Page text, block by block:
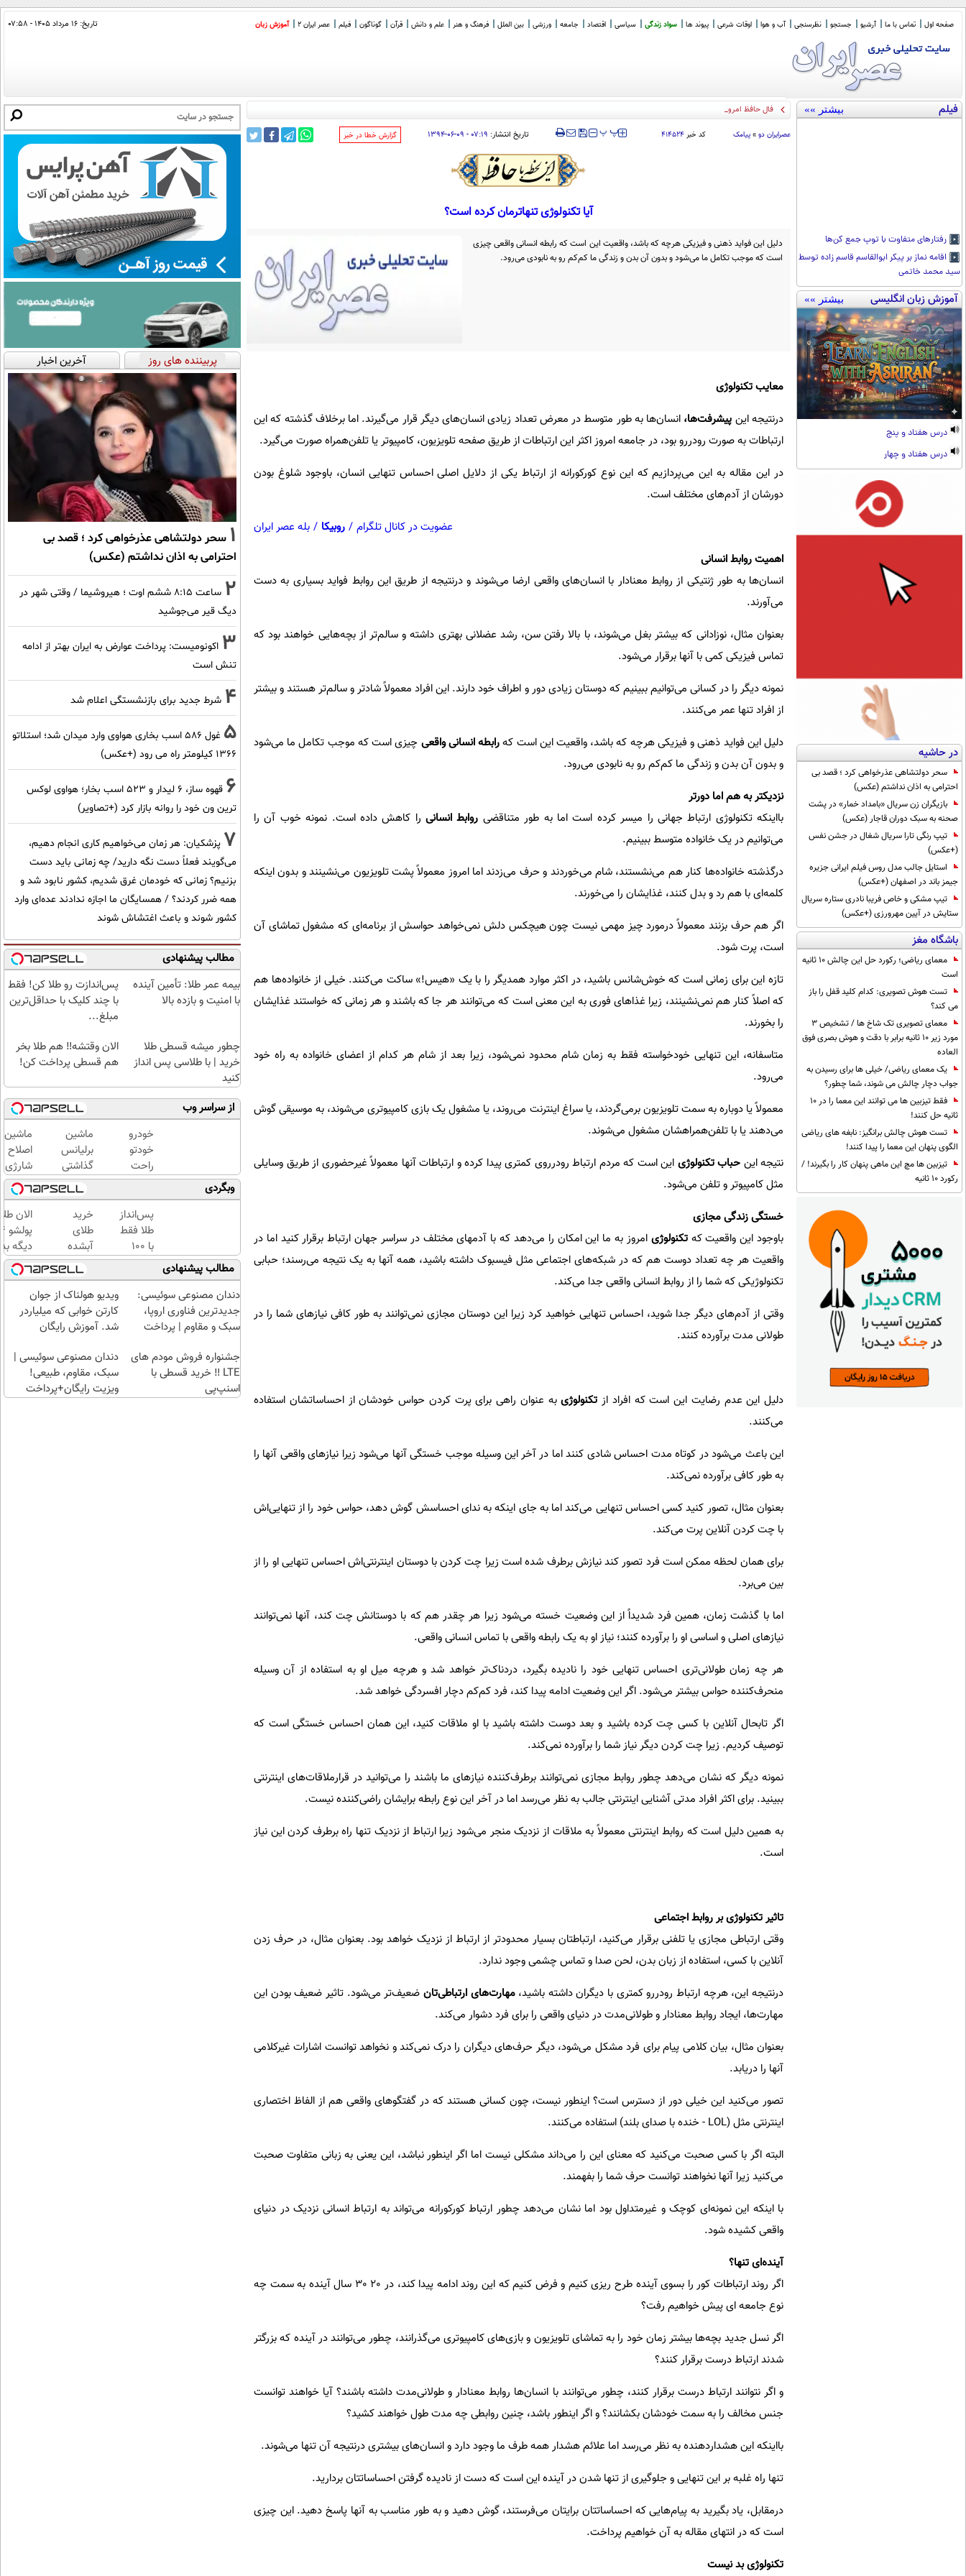
صفحه اول تماس با ما آرشیو جستجو نظرسنجی آب و هوا اوقات شرعی پیوند ها سواد زندگی سیاسی اقتصاد جامعه ورزشی بین الملل فرهنگ و هنر علم و دانش قرآن گوناگون فیلم عصر ایران 2 آموزش زبان تاریخ: ۱۶ مرداد ۱۴۰۵ - ۰۷:۵۸
فیلم بیشتر »»
رفتار‌های متفاوت با توپ جمع کن‌ها
اقامه نماز بر پیکر ابوالقاسم قاسم زاده توسط
سید محمد خاتمی
آموزش زبان انگلیسی بیشتر »»
درس هفتاد و پنج
درس هفتاد و چهار
در حاشیه
سحر دولتشاهی عذرخواهی کرد ؛ قصد بی
احترامی به اذان نداشتم (عکس)
بازیگران زن سریال «بامداد خمار» در پشت
صحنه به سبک دوران قاجار (عکس)
تیپ رنگی تارا سریال شغال در جشن نفس
(+عکس)
استایل جالب مدل روس فیلم ایرانی جزیره
جیمز باند در اصفهان (+عکس)
تیپ مشکی و خاص فریبا نادری ستاره سریال
ستایش در آیین مهرورزی (+عکس)
باشگاه مغز
معمای ریاضی؛ رکورد حل این چالش 10 ثانیه
است
تست هوش تصویری: کدام کلید قفل را باز
می کند؟
معمای تصویری تک شاخ ها / تشخیص 3
مورد زیر 10 ثانیه برابر با دقت و هوش بصری فوق
العاده
یک معمای ریاضی/ خیلی ها برای رسیدن به
جواب دچار چالش می شوند، شما چطور؟
فقط تیزبین ها می توانند این معما را در 10
ثانیه حل کنند!
تست هوش چالش برانگیز: نابغه های ریاضی
الگوی پنهان این معما را پیدا کنند!
تیزبین ها مچ این ماهی پنهان کار را بگیرند! /
رکورد 10 ثانیه
فال حافظ امروز : یک غزل ناب و یک
عصرايران دو » پیامک کد خبر ۴۱۴۵۲۴ ‍‍‍ پ پ تاریخ انتشار: ۰۷:۱۹ - ۰۹-۰۶-۱۳۹۴ ‌گزارش خطا در خبر
آیا تکنولوژی تنهاترمان کرده است؟
دلیل این فواید ذهنی و فیزیکی هرچه که باشد، واقعیت این است که رابطه انسانی واقعی چیزی
است که موجب تکامل ما می‌شود و بدون آن بدن و زندگی ما کم‌کم رو به نابودی می‌رود.
معایب تکنولوژی
درنتیجه این پیشرفت‌ها، انسان‌ها به طور متوسط در معرض تعداد زیادی انسان‌های دیگر قرار می‌گیرند. اما برخلاف گذشته که این
ارتباطات به صورت رودررو بود، در جامعه امروز اکثر این ارتباطات از طریق صفحه تلویزیون، کامپیوتر یا تلفن‌همراه صورت می‌گیرد.
در این مقاله به این می‌پردازیم که این نوع کورکورانه از ارتباط یکی از دلایل اصلی احساس تنهایی انسان‌، باوجود شلوغ بودن
دورشان از آدم‌های مختلف است.
عضویت در کانال تلگرام / روبیکا / بله عصر ایران
اهمیت روابط انسانی
انسان‌ها به طور ژنتیکی از روابط معنادار با انسان‌های واقعی ارضا می‌شوند و درنتیجه از طریق این روابط فواید بسیاری به دست
می‌آورند.
بعنوان مثال، نوزادانی که بیشتر بغل می‌شوند، با بالا رفتن سن، رشد عضلانی بهتری داشته و سالم‌تر از بچه‌هایی خواهند بود که
تماس فیزیکی کمی با آنها برقرار می‌شود.
نمونه دیگر را در کسانی می‌توانیم ببینیم که دوستان زیادی دور و اطراف خود دارند. این افراد معمولاً شادتر و سالم‌تر هستند و بیشتر
از افراد تنها عمر می‌کنند.
دلیل این فواید ذهنی و فیزیکی هرچه که باشد، واقعیت این است کهرابطه انسانی واقعی چیزی است که موجب تکامل ما می‌شود
و بدون آن بدن و زندگی ما کم‌کم رو به نابودی می‌رود.
نزدیکتر به هم اما دورتر
بااینکه تکنولوژی ارتباط جهانی را میسر کرده است اما به طور متناقضی روابط انسانیرا کاهش داده است. نمونه خوب آن را
می‌توانیم در یک خانواده متوسط ببینیم.
درگذشته خانواده‌ها کنار هم می‌نشستند، شام می‌خوردند و حرف می‌زدند اما امروز معمولاً پشت تلویزیون می‌نشینند و بدون اینکه
کلمه‌ای با هم رد و بدل کنند، غذایشان را می‌خورند.
اگر هم حرف بزنند معمولاً درمورد چیز مهمی نیست چون هیچکس دلش نمی‌خواهد حواسش از برنامه‌ای که مشغول تماشای آن
است، پرت شود.
تازه این برای زمانی است که خوش‌شانس باشید، در اکثر موارد همدیگر را با یک «هیس!» ساکت می‌کنند. خیلی از خانواده‌ها هم
که اصلاً کنار هم نمی‌نشینند، زیرا غذاهای فوری به این معنی است که می‌توانند هر جا که باشند و هر زمانی که خواستند غذایشان
را بخورند.
متاسفانه، این تنهایی خودخواسته فقط به زمان شام محدود نمی‌شود، زیرا بعد از شام هر کدام از اعضای خانواده به راه خود
می‌رود.
معمولاً یا دوباره به سمت تلویزیون برمی‌گردند، یا سراغ اینترنت می‌روند، یا مشغول یک بازی کامپیوتری می‌شوند، به موسیقی گوش
می‌دهند یا با تلفن‌همراهشان مشغول می‌شوند.
نتیجه این حباب تکنولوژی این است که مردم ارتباط رودرروی کمتری پیدا کرده و ارتباطات آنها معمولاً غیرحضوری از طریق وسایلی
مثل کامپیوتر و تلفن می‌شود.
خستگی زندگی مجازی
باوجود این واقعیت که تکنولوژی امروز به ما این امکان را می‌دهد که با آدمهای مختلف در سراسر جهان ارتباط برقرار کنید اما در
واقعیت هر چه تعداد دوست هم که در شبکه‌های اجتماعی مثل فیسبوک داشته باشید، همه آنها به یک نتیجه می‌رسند؛ حبابی
تکنولوژیکی که شما را از روابط انسانی واقعی جدا می‌کند.
وقتی از آدم‌های دیگر جدا شوید، احساس تنهایی خواهید کرد زیرا این دوستان مجازی نمی‌توانند به طور کافی نیازهای شما را در
طولانی مدت برآورده کنند.
دلیل این عدم رضایت این است که افراد از تکنولوژیبه عنوان راهی برای پرت کردن حواس خودشان از احساساتشان استفاده
می‌کنند.
این باعث می‌شود در کوتاه مدت احساس شادی کنند اما در آخر این وسیله موجب خستگی آنها می‌شود زیرا نیازهای واقعی آنها را
به طور کافی برآورده نمی‌کند.
بعنوان مثال، تصور کنید کسی احساس تنهایی می‌کند اما به جای اینکه به ندای احساسش گوش دهد، حواس خود را از تنهایی‌اش
با چت کردن آنلاین پرت می‌کند.
برای همان لحظه ممکن است فرد تصور کند نیازش برطرف شده است زیرا چت کردن با دوستان اینترنتی‌اش احساس تنهایی او را از
بین می‌برد.
اما با گذشت زمان، همین فرد شدیداً از این وضعیت خسته می‌شود زیرا هر چقدر هم که با دوستانش چت کند، آنها نمی‌توانند
نیازهای اصلی و اساسی او را برآورده کنند؛ نیاز او به یک رابطه واقعی با تماس انسانی واقعی.
هر چه زمان طولانی‌تری احساس تنهایی خود را نادیده بگیرد، دردناک‌تر خواهد شد و هرچه میل او به استفاده از آن وسیله
منحرف‌کننده حواس بیشتر می‌شود. اگر این وضعیت ادامه پیدا کند، فرد کم‌کم دچار افسردگی خواهد شد.
اگر تابحال آنلاین با کسی چت کرده باشید و بعد دوست داشته باشید با او ملاقات کنید، این همان احساس خستگی است که
توصیف کردیم. زیرا چت کردن دیگر نیاز شما را برآورده نمی‌کند.
نمونه دیگر که نشان می‌دهد چطور روابط مجازی نمی‌توانند برطرف‌کننده نیازهای ما باشند را می‌توانید در قرارملاقات‌های اینترنتی
ببینید. برای اکثر افراد مدتی آشنایی اینترنتی جالب به نظر می‌رسد اما در آخر این نوع رابطه برایشان راضی‌کننده نیست.
به همین دلیل است که روابط اینترنتی معمولاً به ملاقات از نزدیک منجر می‌شود زیرا ارتباط از نزدیک تنها راه برطرف کردن این نیاز
است.
تاثیر تکنولوژی بر روابط اجتماعی
وقتی ارتباطی مجازی یا تلفنی برقرار می‌کنید، ارتباطتان بسیار محدودتر از ارتباط از نزدیک خواهد بود. بعنوان مثال، در حرف زدن
آنلاین با کسی، استفاده از زبان بدن، لحن صدا و تماس چشمی وجود ندارد.
درنتیجه این، هرچه ارتباط رودررو کمتری با دیگران داشته باشید،مهارت‌های ارتباطی‌تان ضعیف‌تر می‌شود. تاثیر ضعیف بودن این
مهارت‌ها، ایجاد روابط معنادار و طولانی‌مدت در دنیای واقعی را برای فرد دشوار می‌کند.
بعنوان مثال، بیان کلامی پیام برای فرد مشکل می‌شود، دیگر حرف‌های دیگران را درک نمی‌کند و نخواهد توانست اشارات غیرکلامی
آنها را دریابد.
تصور می‌کنید این خیلی دور از دسترس است؟ اینطور نیست، چون کسانی هستند که در گفتگوهای واقعی هم از الفاظ اختصاری
اینترنتی مثل (LOL - خنده با صدای بلند) استفاده می‌کنند.
البته اگر با کسی صحبت می‌کنید که معنای این را می‌داند مشکلی نیست اما اگر اینطور نباشد، این یعنی به زبانی متفاوت صحبت
می‌کنید زیرا آنها نخواهند توانست حرف شما را بفهمند.
با اینکه این نمونه‌ای کوچک و غیرمتداول بود اما نشان می‌دهد چطور ارتباط کورکورانه می‌تواند به ارتباط انسانی نزدیک در دنیای
واقعی کشیده شود.
آینده‌ای تنها؟
اگر روند ارتباطات کور را بسوی آینده طرح ریزی کنیم و فرض کنیم که این روند ادامه پیدا کند، در 20 30 سال آینده به سمت چه
نوع جامعه ای پیش خواهیم رفت؟
اگر نسل جدید بچه‌ها بیشتر زمان خود را به تماشای تلویزیون و بازی‌های کامپیوتری می‌گذرانند، چطور می‌توانند در آینده که بزرگتر
شدند ارتباط درست برقرار کنند؟
و اگر نتوانند ارتباط درست برقرار کنند، چطور می‌توانند با انسان‌ها روابط معنادار و طولانی‌مدت داشته باشند؟ آیا خواهند توانست
جنس مخالف را به سمت خودشان بکشانند؟ و اگر اینطور باشد، چنین روابطی چه مدت طول خواهند کشید؟
بااینکه این هشداردهنده به نظر می‌رسد اما علائم هشدار همه طرف ما وجود دارد و انسان‌های بیشتری درنتیجه آن تنها می‌شوند.
تنها راه غلبه بر این تنهایی و جلوگیری از تنها شدن در آینده این است که دست از نادیده گرفتن احساساتتان بردارید.
درمقابل، یاد بگیرید به پیام‌هایی که احساساتتان برایتان می‌فرستند، گوش دهید و به طور مناسب به آنها پاسخ دهید. این چیزی
است که در انتهای مقاله به آن خواهیم پرداخت.
تکنولوژی بد نیست
پربیننده های روز آخرین اخبار
1 سحر دولتشاهی عذرخواهی کرد ؛ قصد بی
احترامی به اذان نداشتم (عکس)
2
ساعت ۸:۱۵ ششم اوت ؛ هیروشیما / وقتی شهر در
دیگ قیر می‌جوشید
3 اکونومیست: پرداخت عوارض به ایران بهتر از ادامه
تنش است
4 شرط جدید برای بازنشستگی اعلام شد
5
غول 586 اسب بخاری هواوی وارد میدان شد؛ استلاتو
1366 کیلومتر راه می رود (+عکس)
6
قهوه ساز، 6 لیدار و 523 اسب بخار؛ هواوی لوکس
ترین ون خود را روانه بازار کرد (+تصاویر)
7 پزشکیان: هر زمان می‌خواهیم کاری انجام دهیم،
می‌گویند فعلاً دست نگه دارید/ چه زمانی باید دست
بزنیم؟ زمانی که خودمان غرق شدیم، کشور نابود شد و
همه ضرر کردند؟ / همسایگان ما اجازه ندادند عده‌ای وارد
کشور شوند و باعث اغتشاش شوند
مطالب پیشنهادی
بیمه عمر طلا: تأمین آینده
با امنیت و بازده بالا
پس‌اندازت رو طلا کن! فقط
با چند کلیک با حداقل‌ترین
مبلغ...
چطور میشه قسطی طلا
خرید | با طلاسی پس انداز
کنید
الان وقتشه‼️ هم طلا بخر
هم قسطی پرداخت کن!
از سراسر وب
خودرو
خودتو
راحت
و سریع
بفروش
ماشین
برلیانس
گذاشتی
برای
فروش؟
با خیال
راحت
بفروش
ماشین
اصلاح
شارژی
(قیمت
تا
وبگردی
پس‌انداز
طلا فقط
با ۱۰۰
هزارتومان
(امن و
راحت)
خرید
طلای
آبشده
حتی با
۱۰۰هزارتومان
الان
دیگه
طلا با
بی‌بهره
مطالب پیشنهادی
دندان مصنوعی سوئیسی:
جدیدترین فناوری اروپا،
سبک و مقاوم | پرداخت
ویدیو هولناک از جوان
کارتن خوابی که میلیاردر
شد. آموزش رایگان
جشنواره فروش مودم های
LTE ‼️ خرید قسطی با
اسنپ‌پی
دندان مصنوعی سوئیسی |
سبک، مقاوم، طبیعی!
ویزیت رایگان+پرداخت